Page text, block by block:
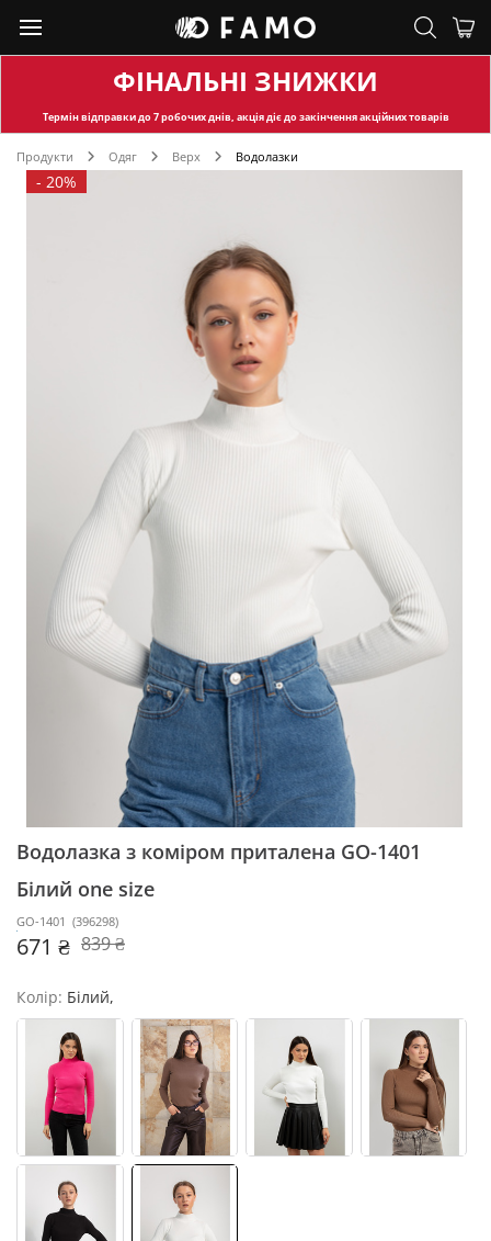
ФІНАЛЬНІ ЗНИЖКИ
Термін відправкидо 7 робочих днів, акція діє до закінчення акційних товарів
Продукти Одяг Верх Водолазки
- 20%
Водолазка з коміром приталена GO-1401
Білий one size
GO-1401 (396298)
671 ₴ 839 ₴
Колір: Білий,